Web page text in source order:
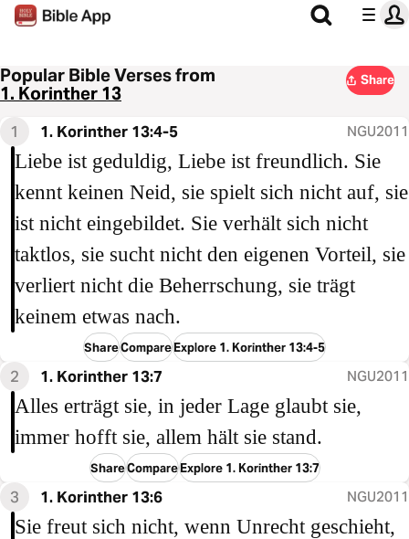
Popular Bible Verses from
1. Korinther 13
Share
1 1. Korinther 13:4-5 NGU2011
Liebe ist geduldig, Liebe ist freundlich. Sie
kennt keinen Neid, sie spielt sich nicht auf, sie
ist nicht eingebildet. Sie verhält sich nicht
taktlos, sie sucht nicht den eigenen Vorteil, sie
verliert nicht die Beherrschung, sie trägt
keinem etwas nach.
ShareCompareExplore 1. Korinther 13:4-5
2 1. Korinther 13:7 NGU2011
Alles erträgt sie, in jeder Lage glaubt sie,
immer hofft sie, allem hält sie stand.
ShareCompareExplore 1. Korinther 13:7
3 1. Korinther 13:6 NGU2011
Sie freut sich nicht, wenn Unrecht geschieht,